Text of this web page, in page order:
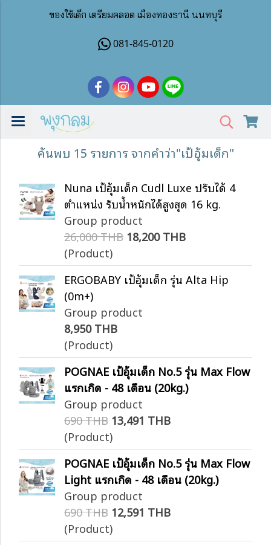
ของใช้เด็ก เตรียมคลอด เมืองทองธานี นนทบุรี
081-845-0120
ค้นพบ 15 รายการ จากคำว่า"เป้อุ้มเด็ก"
Nuna เป้อุ้มเด็ก Cudl Luxe ปรับได้ 4
ตำแหน่ง รับน้ำหนักได้สูงสุด 16 kg.
Group product
26,000 THB 18,200 THB
(Product)
ERGOBABY เป้อุ้มเด็ก รุ่น Alta Hip
(0m+)
Group product
8,950 THB
(Product)
POGNAE เป้อุ้มเด็ก No.5 รุ่น Max Flow
แรกเกิด - 48 เดือน (20kg.)
Group product
690 THB 13,491 THB
(Product)
POGNAE เป้อุ้มเด็ก No.5 รุ่น Max Flow
Light แรกเกิด - 48 เดือน (20kg.)
Group product
690 THB 12,591 THB
(Product)